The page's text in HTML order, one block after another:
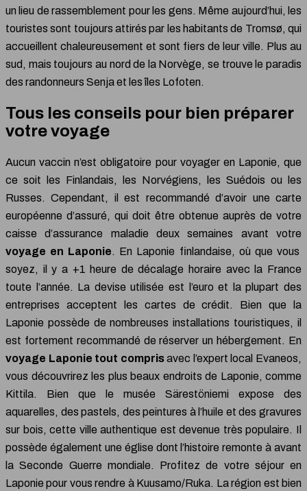
un lieu de rassemblement pour les gens. Même aujourd’hui, les
touristes sont toujours attirés par les habitants de Tromsø, qui
accueillent chaleureusement et sont fiers de leur ville. Plus au
sud, mais toujours au nord de la Norvège, se trouve le paradis
des randonneurs Senja et les îles Lofoten.
Tous les conseils pour bien préparer
votre voyage
Aucun vaccin n’est obligatoire pour voyager en Laponie, que
ce soit les Finlandais, les Norvégiens, les Suédois ou les
Russes. Cependant, il est recommandé d’avoir une carte
européenne d’assuré, qui doit être obtenue auprès de votre
caisse d’assurance maladie deux semaines avant votre
voyage en Laponie. En Laponie finlandaise, où que vous
soyez, il y a +1 heure de décalage horaire avec la France
toute l’année. La devise utilisée est l’euro et la plupart des
entreprises acceptent les cartes de crédit. Bien que la
Laponie possède de nombreuses installations touristiques, il
est fortement recommandé de réserver un hébergement. En
voyage Laponie tout comprisavec l’expert local Evaneos,
vous découvrirez les plus beaux endroits de Laponie, comme
Kittila. Bien que le musée Särestöniemi expose des
aquarelles, des pastels, des peintures à l’huile et des gravures
sur bois, cette ville authentique est devenue très populaire. Il
possède également une église dont l’histoire remonte à avant
la Seconde Guerre mondiale. Profitez de votre séjour en
Laponie pour vous rendre à Kuusamo/Ruka. La région est bien